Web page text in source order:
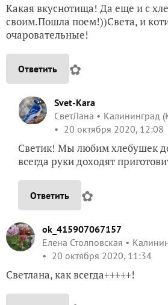
Какая вкуснотища! Да еще и с
своим.Пошла поем!))Света, и
очаровательные!
Ответить ✿
Svet-Kara
СветЛана
Калининград
20 октября 2020, 12:08
Светик! Мы любим хлебушек
всегда руки доходят
Ответить ✿
ok_415907067157
Елена Столповская
20 октября 2020, 11:34
Светлана, как всегда+++++!